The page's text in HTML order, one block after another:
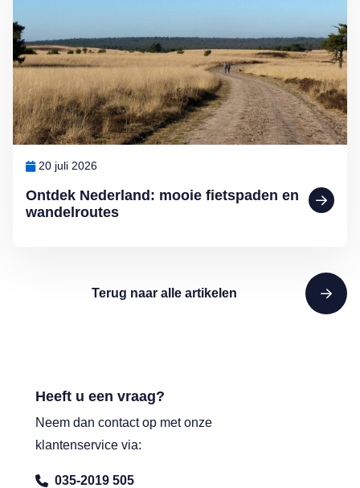
Ontdek Nederland: mooie fietspaden en
wandelroutes
20 juli 2026
Terug naar alle artikelen
Heeft u een vraag?
Neem dan contact op met onze
klantenservice via:
035-2019 505